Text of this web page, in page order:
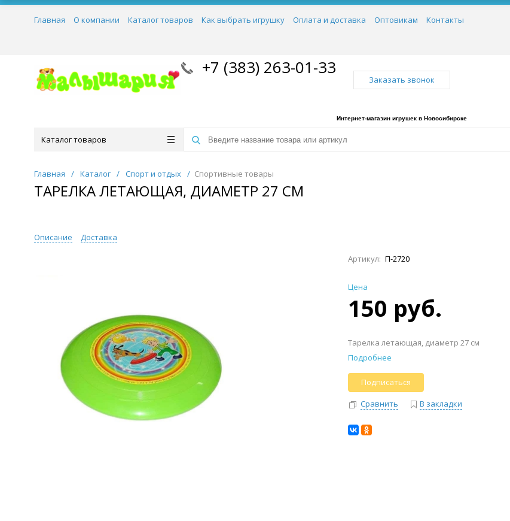
Главная О компании Каталог товаров Как выбрать игрушку Оплата и доставка Оптовикам Контакты
+7 (383) 263-01-33
Заказать звонок
Интернет-магазин игрушек в Новосибирске
Каталог товаров
Главная / Каталог / Спорт и отдых / Спортивные товары
ТАРЕЛКА ЛЕТАЮЩАЯ, ДИАМЕТР 27 СМ
Описание Доставка
Артикул: П-2720
Цена
150 руб.
Тарелка летающая, диаметр 27 см
Подробнее
Подписаться
Сравнить
В закладки